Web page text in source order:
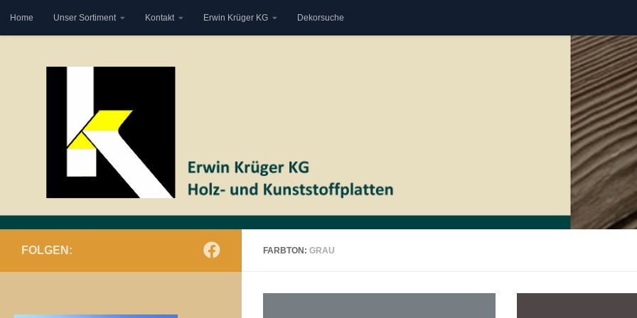
Zum Inhalt springen
Home Unser Sortiment Kontakt Erwin Krüger KG Dekorsuche
FARBTON: GRAU
FOLGEN: